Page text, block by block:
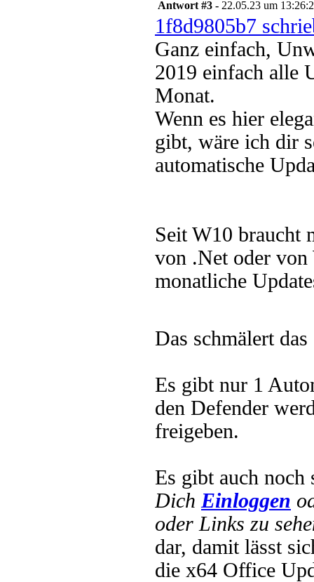
Antwort #3 - 22.05.23 um
1f8d9805b7
Ganz einfach,
2019 einfach alle
Monat.
Wenn es hier
gibt, wäre ich dir
automatische
Seit W10 braucht
von .Net oder
monatliche
Das schmälert
Es gibt nur 1
den Defender
freigeben.
Es gibt auch
Dich Einloggen
oder Links zu
dar, damit lässt
die x64 Office